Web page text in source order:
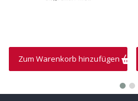
Zum Warenkorb hinzufügen